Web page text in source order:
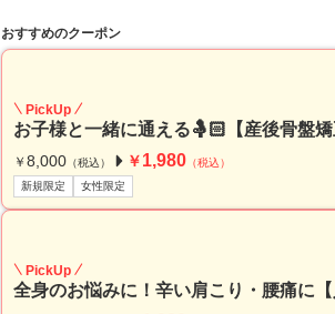
おすすめのクーポン
PickUp
お子様と一緒に通える🤱🏻【産後骨盤
￥ 8,000 （税込） ￥1,980 （税込）
新規限定
女性限定
PickUp
全身のお悩みに！辛い肩こり・腰痛